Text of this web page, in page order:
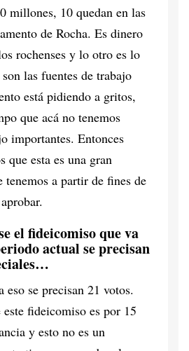
millones, 10 quedan en las
de Rocha. Es dinero
rochenses y lo otro es lo
las fuentes de trabajo
está pidiendo a gritos,
que acá no tenemos
importantes. Entonces
que esta es una gran
tenemos a partir de fines de
el fideicomiso que va
actual se precisan
se precisan 21 votos.
fideicomiso es por 15
y esto no es un